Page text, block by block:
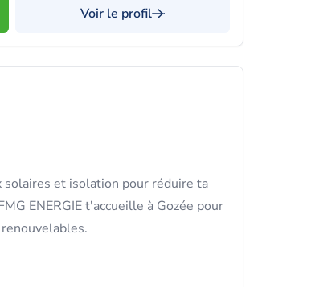
Voir le profil
solaires et isolation pour réduire ta
ENERGIE t'accueille à Gozée pour